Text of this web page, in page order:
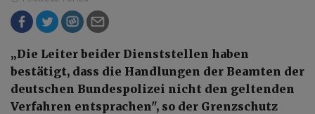
„Die Leiter beider Dienststellen haben
bestätigt, dass die Handlungen der Beamten der
deutschen Bundespolizei nicht den geltenden
Verfahren entsprachen", so der Grenzschutz